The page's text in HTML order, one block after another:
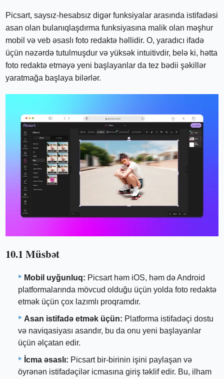
Picsart, saysız-hesabsız digər funksiyalar arasında istifadəsi
asan olan bulanıqlaşdırma funksiyasına malik olan məşhur
mobil və veb əsaslı foto redaktə həllidir. O, yaradıcı ifadə
üçün nəzərdə tutulmuşdur və yüksək intuitivdir, belə ki, hətta
foto redaktə etməyə yeni başlayanlar da tez bədii şəkillər
yaratmağa başlaya bilərlər.
10.1 Müsbət
Mobil uyğunluq: Picsart həm iOS, həm də Android
platformalarında mövcud olduğu üçün yolda foto redaktə
etmək üçün çox lazımlı proqramdır.
Asan istifadə etmək üçün: Platforma istifadəçi dostu
və naviqasiyası asandır, bu da onu yeni başlayanlar
üçün əlçatan edir.
İcma əsaslı: Picsart bir-birinin işini paylaşan və
öyrənən istifadəçilər icmasına giriş təklif edir. Bu, ilham